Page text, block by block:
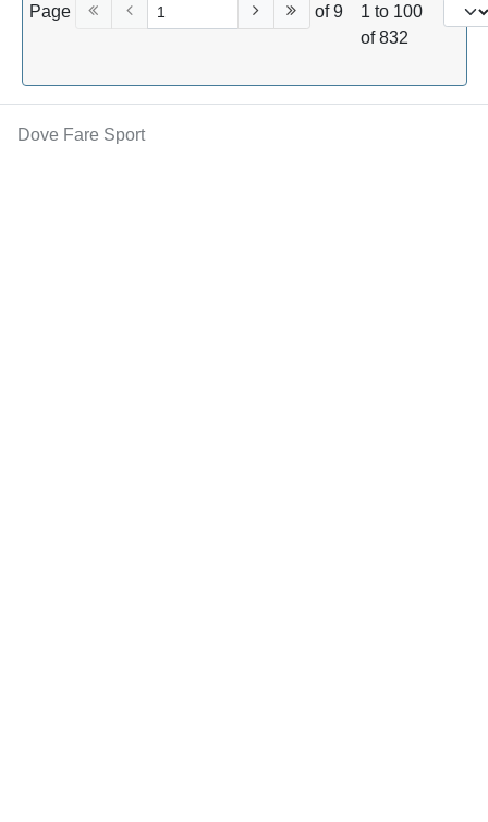
Page of 9
1 to 100
of 832
Dove Fare Sport